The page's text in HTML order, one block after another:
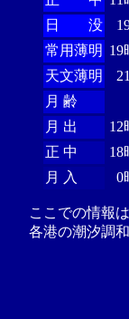
日 没
常用薄明 19
天文薄明
月 齢
月 出
12
正 中
18
月 入
0
ここでの情報
各港の潮汐調